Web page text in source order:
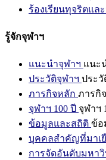
ร้องเรียนทุจริตแล
รู้จักจุฬาฯ
แนะนำจุฬาฯ แนะ
ประวัติจุฬาฯ ประวั
ภารกิจหลัก ภารกิ
จุฬาฯ 100 ปี จุฬาฯ
ข้อมูลและสถิติ ข้อ
บุคคลสำคัญที่มาเ
การจัดอันดับมหา